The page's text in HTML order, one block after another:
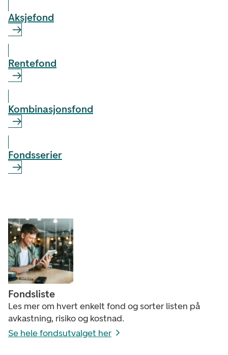
Aksjefond
Rentefond
Kombinasjons­fond
Fondsserier
Fondsliste
Les mer om hvert enkelt fond og sorter listen på
avkastning, risiko og kostnad.
Se hele fondsutvalget her